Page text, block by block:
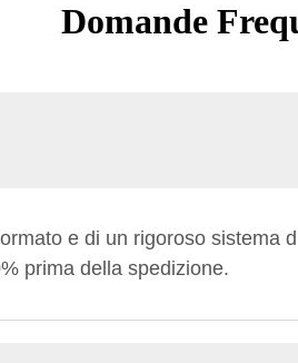
Domande
e di un rigoroso sistema
prima della spedizione.